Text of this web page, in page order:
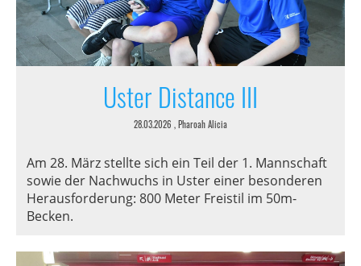
Uster Distance III
28.03.2026 , Pharoah Alicia
Am 28. März stellte sich ein Teil der 1. Mannschaft
sowie der Nachwuchs in Uster einer besonderen
Herausforderung: 800 Meter Freistil im 50m-
Becken.